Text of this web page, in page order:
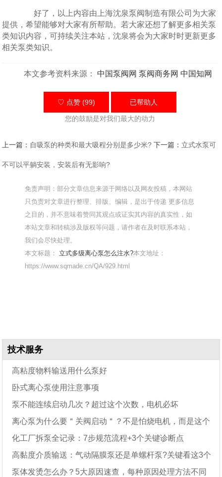
好了，以上内容由上海沈泉泵阀制造有限公司为大家
提供，希望能够对大家有所帮助。若大家还想了解更多相关泵
类知识内容，可持续关注本站，沈泉将会为大家时时更新更多
相关泵类知识。
本文参考资料来源： 中国泵阀网 泵阀商务网 中国知网
♡ 点赞 (99) 已帮助人
您的鼓励是对我们最大的动力
上一篇： 自吸泵的种类和最大吸程分别是多少米? 下一篇： 立式水泵可
不可以平躺安装，安装后有无影响?
免责声明：部分文章信息来源于网络以及网友投稿，本网站
只负责对文章进行整理、排版、编辑，是出于传递 更多信息
之目的，并不意味着赞同其观点或证实其内容的真实性，如
本站文章和转稿涉及版权等问题，请作者在及时联系本站，
我们会尽快处理。
本文标题： 立式多级离心泵怎么注水?本文地址：
https://www.sqmade.cn/QA/929.html
技术服务
高粘度物料输送用什么泵好
卧式离心泵使用注意事项
泵不能连续启动几次？超过这个次数，电机必坏
离心泵为什么要＂关阀启动＂？不是怕烧电机，而是这个
原因化工厂拆泵全记录：7步规范流程+3个关键诊断点
高黏度介质输送：气动隔膜泵还是单螺杆泵?关键看这3个
参数泵体发烫怎么办？5大原因速查，每种原因处理方法不同